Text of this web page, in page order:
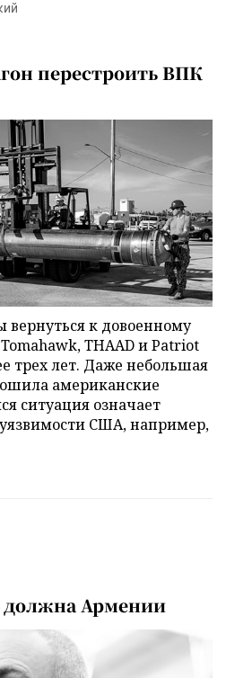
перестроить ВПК
вернуться к довоенному
THAAD и Patriot
трех лет. Даже небольшая
американские
ситуация означает
США, например,
должна Армении